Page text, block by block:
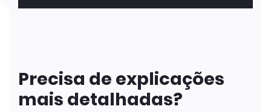
Precisa de explicações
mais detalhadas?